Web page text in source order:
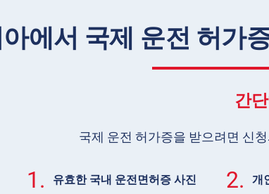
에서 국제 운전 허가
간
국제 운전 허가증을 받으려면 신
1. 유효한 국내 운전면허증 사진 2. 개